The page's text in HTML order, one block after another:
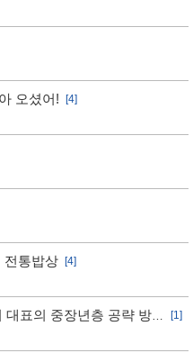
오셨어!
[4]
전통밥상
[4]
대표의 중장년층 공략 방
[1]